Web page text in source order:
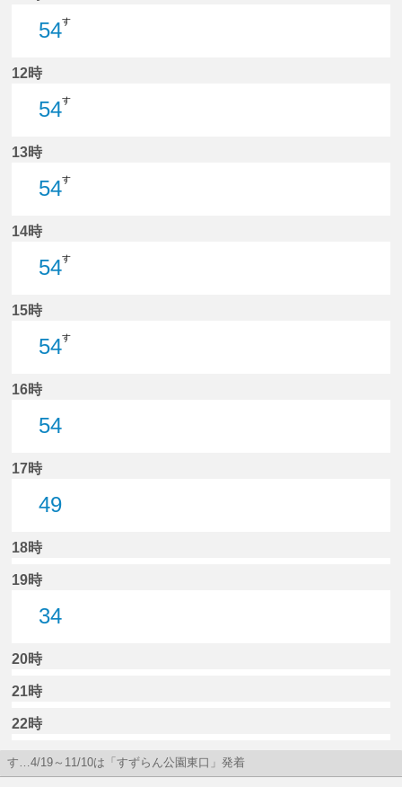
54す
12時
54す
13時
54す
14時
54す
15時
54す
16時
54
17時
49
18時
19時
34
20時
21時
22時
す…4/19～11/10は「すずらん公園東口」発着